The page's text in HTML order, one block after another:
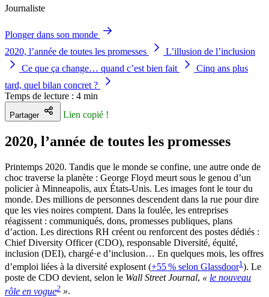
Journaliste
Plonger dans son monde
2020, l’année de toutes les promesses
L’illusion de l’inclusion
Ce que ça change… quand c’est bien fait
Cinq ans plus
tard, quel bilan concret ?
Temps de lecture : 4 min
Partager Lien copié !
2020, l’année de toutes les promesses
Printemps 2020. Tandis que le monde se confine, une autre onde de
choc traverse la planète : George Floyd meurt sous le genou d’un
policier à Minneapolis, aux États-Unis. Les images font le tour du
monde. Des millions de personnes descendent dans la rue pour dire
que les vies noires comptent. Dans la foulée, les entreprises
réagissent : communiqués, dons, promesses publiques, plans
d’action. Les directions RH créent ou renforcent des postes dédiés :
Chief Diversity Officer (CDO), responsable Diversité, équité,
inclusion (DEI), chargé·e d’inclusion… En quelques mois, les offres
d’emploi liées à la diversité explosent (+55 % selon Glassdoor1). Le
poste de CDO devient, selon le Wall Street Journal, « le nouveau
rôle en vogue2 ».